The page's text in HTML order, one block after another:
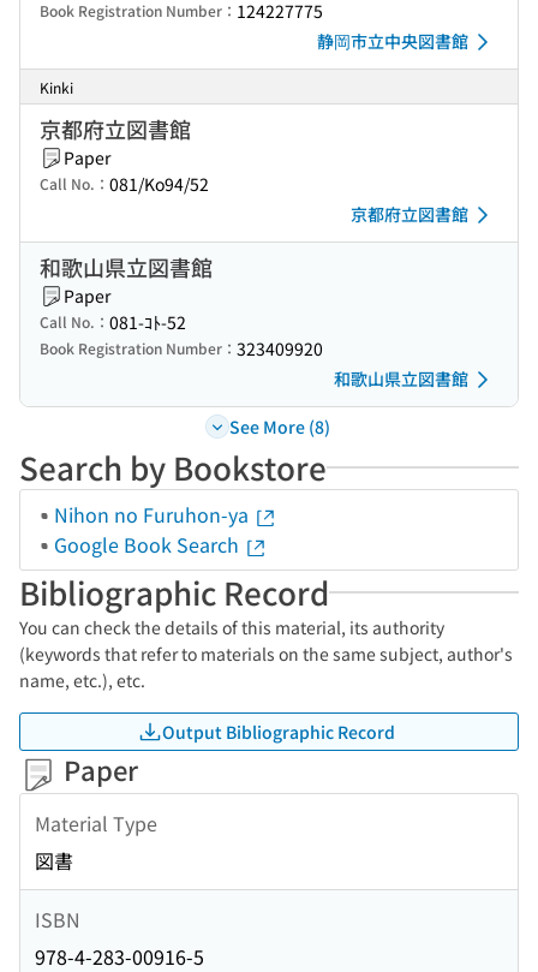
Book Registration Number： 124227775
静岡市立中央図書館
Kinki
京都府立図書館
Paper
Call No.： 081/Ko94/52
京都府立図書館
和歌山県立図書館
Paper
Call No.： 081-ｺﾄ-52
Book Registration Number： 323409920
和歌山県立図書館
See More (8)
Search by Bookstore
Nihon no Furuhon-ya
Google Book Search
Bibliographic Record
You can check the details of this material, its authority
(keywords that refer to materials on the same subject, author's
name, etc.), etc.
Output Bibliographic Record
Paper
Material Type
図書
ISBN
978-4-283-00916-5